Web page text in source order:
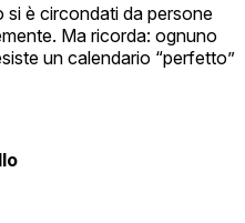
si è circondati da persone
Ma ricorda: ognuno
un calendario “perfetto”